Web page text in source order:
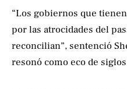
“Los gobiernos que
por las atrocidades del
reconcilian”, sentenció
resonó como eco de